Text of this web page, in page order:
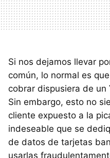
Si nos dejamos llevar
común, lo normal es
cobrar dispusiera de un
Sin embargo, esto no
cliente expuesto a la
indeseable que se
de datos de tarjetas
usarlas